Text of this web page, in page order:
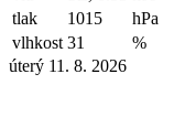
tlak
1015
hPa
vlhkost 31
%
úterý 11. 8. 2026